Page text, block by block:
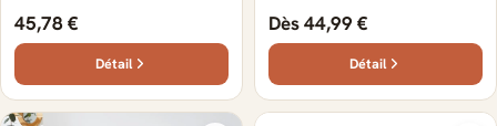
45,78 €
Détail
Dès 44,99 €
Détail